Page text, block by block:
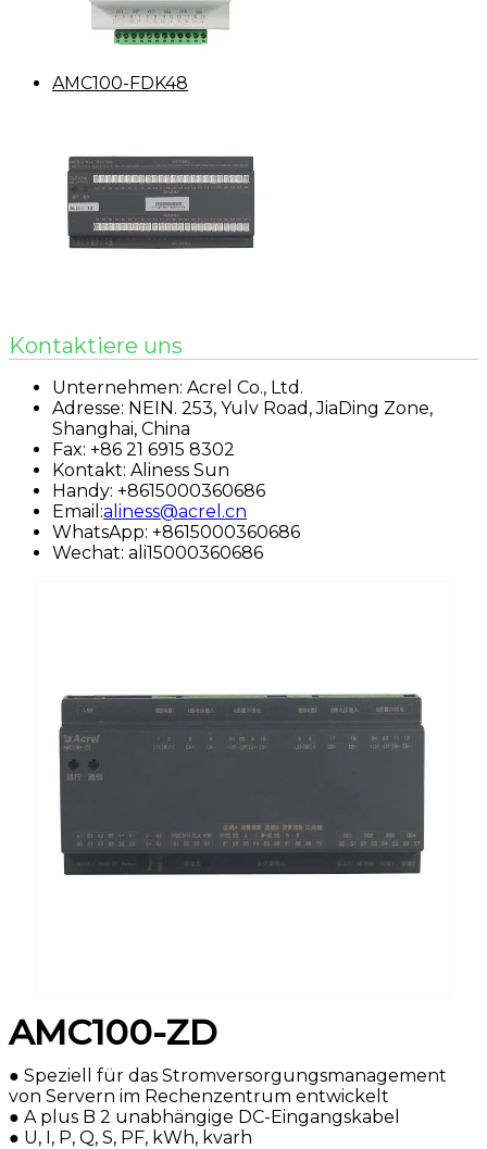
AMC100-FDK48
Kontaktiere uns
Unternehmen: Acrel Co., Ltd.
Adresse: NEIN. 253, Yulv Road, JiaDing Zone,
Shanghai, China
Fax: +86 21 6915 8302
Kontakt: Aliness Sun
Handy: +8615000360686
Email:aliness@acrel.cn
WhatsApp: +8615000360686
Wechat: ali15000360686
AMC100-ZD
● Speziell für das Stromversorgungsmanagement
von Servern im Rechenzentrum entwickelt
● A plus B 2 unabhängige DC-Eingangskabel
● U, I, P, Q, S, PF, kWh, kvarh